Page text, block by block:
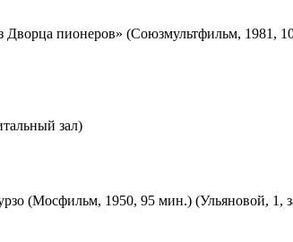
пионеров» (Союзмультфильм, 1981,
зал)
(Мосфильм, 1950, 95 мин.) (Ульяновой, 1,